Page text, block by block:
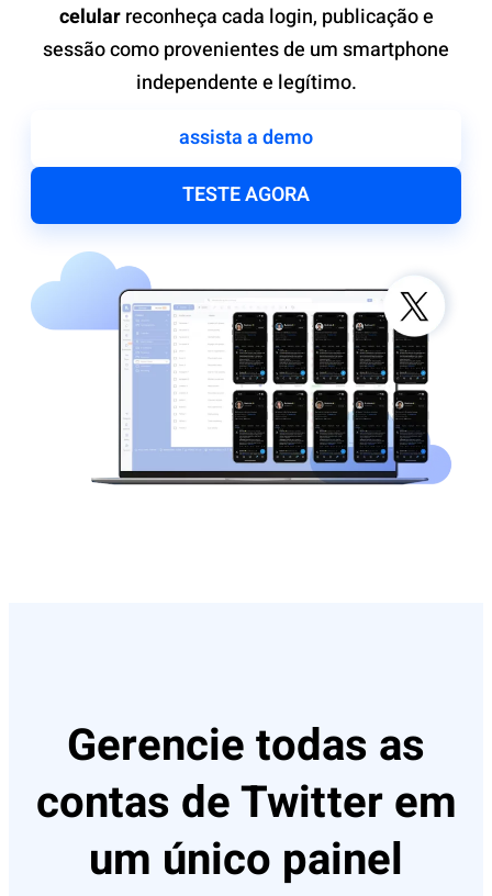
celularreconheça cada login, publicação e
sessão como provenientes de um smartphone
independente e legítimo.
assista a demo
TESTE AGORA
Gerencie todas as
contas de Twitter em
um único painel